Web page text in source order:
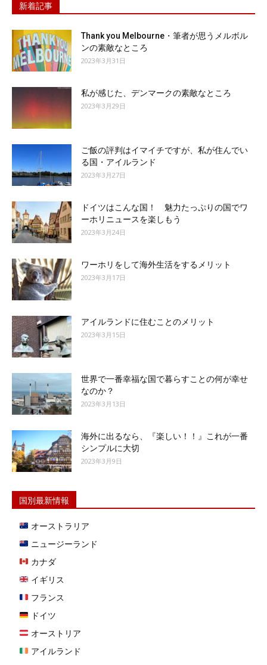
新着記事
Thank you Melbourne・筆者が思うメルボル
ンの素敵なところ
2023年3月31日
私が感じた、デンマークの素敵なところ
2023年3月29日
ご飯の評判はイマイチですが、私が住んでい
る国・アイルランド
2023年3月27日
ドイツはこんな国！ 魅力たっぷりの国でワ
ーホリニュースを楽しもう
2023年3月24日
ワーホリをして海外生活をするメリット
2023年3月17日
アイルランドに住むことのメリット
2023年3月15日
世界で一番幸福な国で暮らすことの何が幸せ
なのか？
2023年3月13日
海外に出るなら、『楽しい！！』これが一番
シンプルに大切
2023年3月9日
国別最新情報
オーストラリア
ニュージーランド
カナダ
イギリス
フランス
ドイツ
オーストリア
アイルランド